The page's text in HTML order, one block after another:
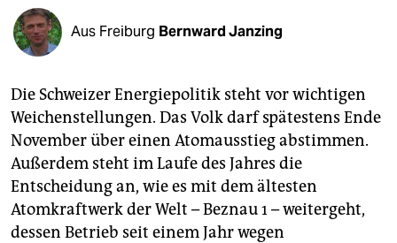
shop
fragen & hilfe
unterstützen
abo
genossenschaft
epaper login
Aus Freiburg Bernward Janzing
Die Schweizer Energiepolitik steht vor wichtigen
Weichenstellungen. Das Volk darf spätestens Ende
November über einen Atomausstieg abstimmen.
Außerdem steht im Laufe des Jahres die
Entscheidung an, wie es mit dem ältesten
Atomkraftwerk der Welt – Beznau 1 – weitergeht,
dessen Betrieb seit einem Jahr wegen